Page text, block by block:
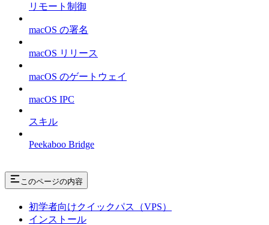
リモート制御
macOS の署名
macOS リリース
macOS のゲートウェイ
macOS IPC
スキル
Peekaboo Bridge
このページの内容
初学者向けクイックパス（VPS）
インストール